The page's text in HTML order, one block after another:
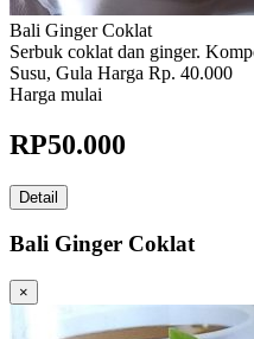
Bali Ginger Coklat
Serbuk coklat dan ginger.
Susu, Gula Harga Rp. 40.000
Harga mulai
RP50.000
Detail
Bali Ginger Coklat
×